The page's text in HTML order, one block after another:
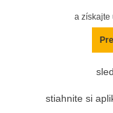
a získajte
stiahnite si